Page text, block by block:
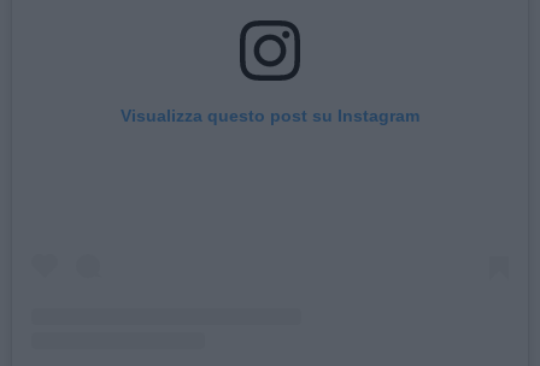
Visualizza questo post su Instagram